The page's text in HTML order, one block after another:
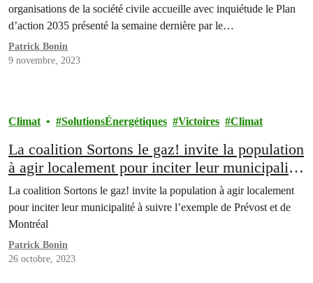
organisations de la société civile accueille avec inquiétude le Plan
d’action 2035 présenté la semaine dernière par le…
Patrick Bonin
9 novembre, 2023
Climat SolutionsÉnergétiques Victoires Climat
La coalition Sortons le gaz! invite la population
à agir localement pour inciter leur municipalité
à suivre l’exemple de Prévost et de Montréal
La coalition Sortons le gaz! invite la population à agir localement
pour inciter leur municipalité à suivre l’exemple de Prévost et de
Montréal
Patrick Bonin
26 octobre, 2023